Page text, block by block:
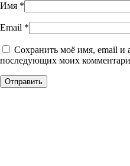
Имя *
Email *
Сохранить моё имя, email и
последующих моих